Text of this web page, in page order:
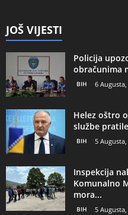
JOŠ VIJESTI
Policija
obračunima
BIH 6 Augusta,
Helez oštro
službe
BIH 5 Augusta,
Inspekcija
Komunalno
mora...
BIH 5 Augusta,